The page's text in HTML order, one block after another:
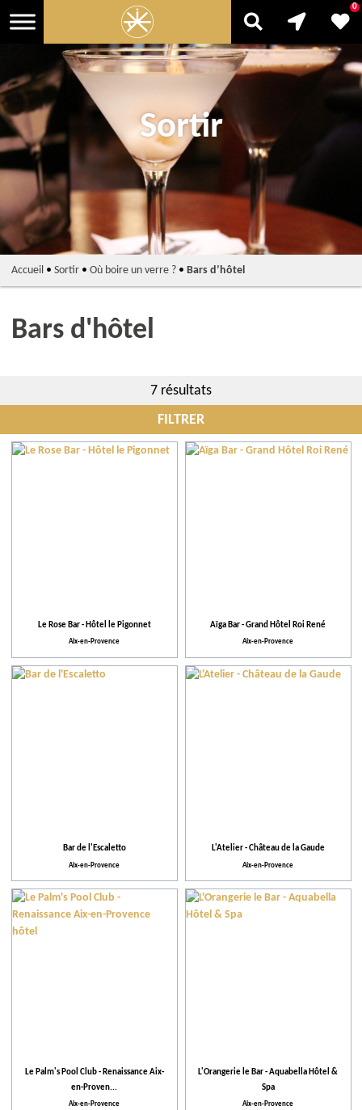
Sortir
0
Accueil• Sortir• Où boire un verre ?• Bars d’hôtel
Bars d'hôtel
7 résultats
FILTRER
Communes
Activités proposées
Le Rose Bar - Hôtel le Pigonnet
Aix-en-Provence
Aïga Bar - Grand Hôtel Roi René
Aix-en-Provence
Bar de l'Escaletto
Aix-en-Provence
L'Atelier - Château de la Gaude
Aix-en-Provence
Le Palm's Pool Club - Renaissance Aix-
en-Proven...
Aix-en-Provence
L'Orangerie le Bar - Aquabella Hôtel &
Spa
Aix-en-Provence